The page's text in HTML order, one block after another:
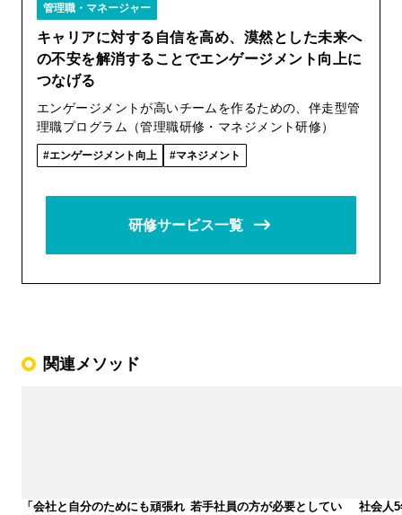
管理職・マネージャー
キャリアに対する自信を高め、漠然とした未来へ
の不安を解消することでエンゲージメント向上に
つなげる
エンゲージメントが高いチームを作るための、伴走型管
理職プログラム（管理職研修・マネジメント研修）
エンゲージメント向上 マネジメント
研修サービス一覧
関連メソッド
「会社と自分のためにも頑張れ 若手社員の方が必要としてい
社会人